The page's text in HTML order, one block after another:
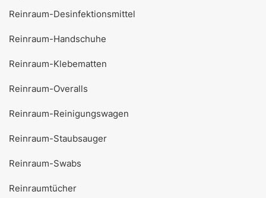
Reinraum-Desinfektionsmittel
Reinraum-Handschuhe
Reinraum-Klebematten
Reinraum-Overalls
Reinraum-Reinigungswagen
Reinraum-Staubsauger
Reinraum-Swabs
Reinraumtücher